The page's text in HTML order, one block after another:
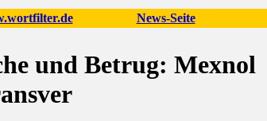
News-Seite
und Betrug: Mexnol